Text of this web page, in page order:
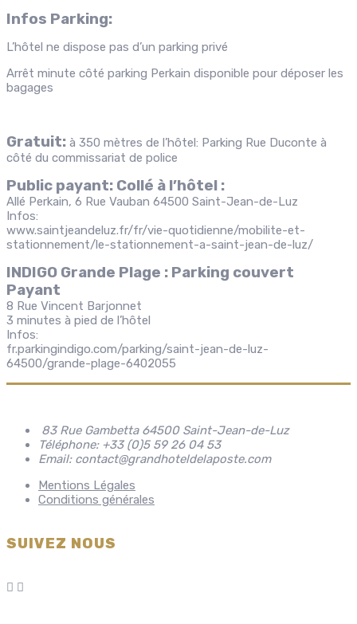
Infos Parking:
L’hôtel ne dispose pas d’un parking privé
Arrêt minute côté parking Perkain disponible pour déposer les
bagages
Gratuit: à 350 mètres de l’hôtel: Parking Rue Duconte à
côté du commissariat de police
Public payant: Collé à l’hôtel :
Allé Perkain, 6 Rue Vauban 64500 Saint-Jean-de-Luz
Infos:
www.saintjeandeluz.fr/fr/vie-quotidienne/mobilite-et-
stationnement/le-stationnement-a-saint-jean-de-luz/
INDIGO Grande Plage : Parking couvert
Payant
8 Rue Vincent Barjonnet
3 minutes à pied de l’hôtel
Infos:
fr.parkingindigo.com/parking/saint-jean-de-luz-
64500/grande-plage-6402055
83 Rue Gambetta 64500 Saint-Jean-de-Luz
Téléphone: +33 (0)5 59 26 04 53
Email: contact@grandhoteldelaposte.com
Mentions Légales
Conditions générales
SUIVEZ NOUS